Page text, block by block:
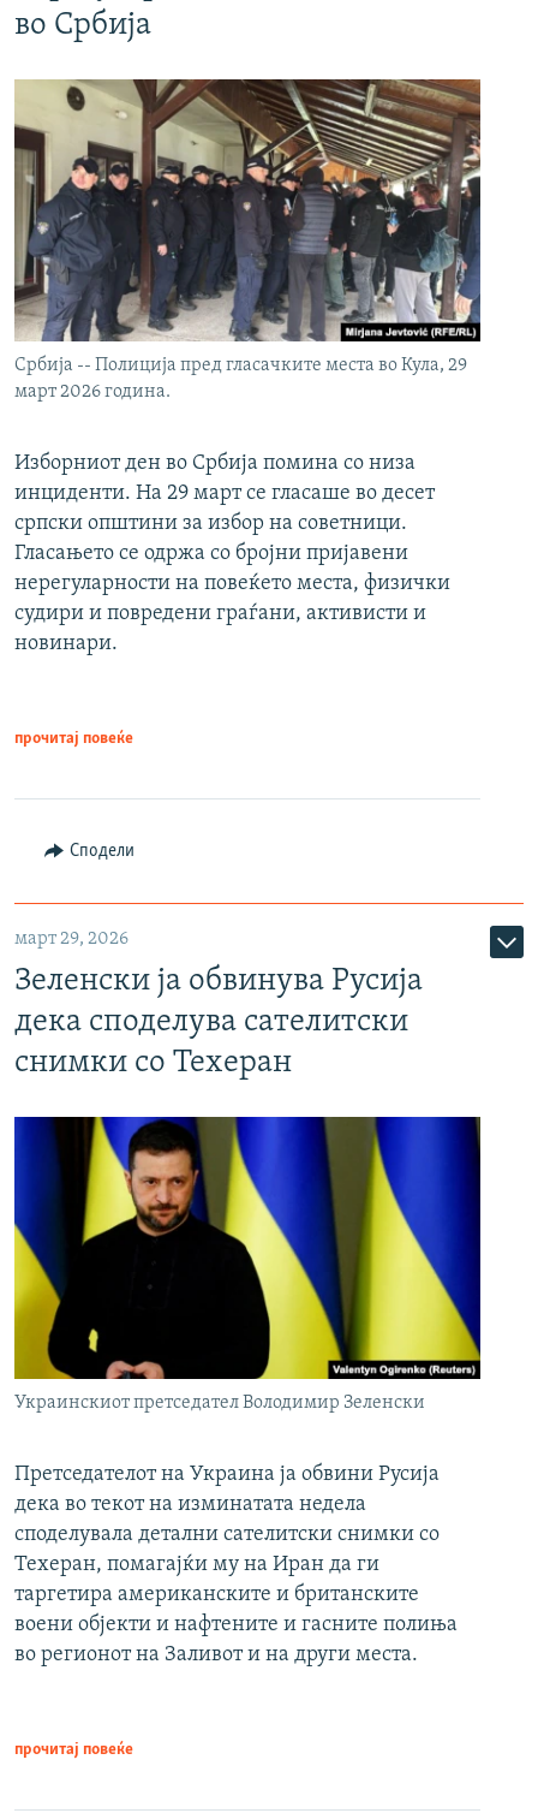
во Србија
Србија -- Полиција пред гласачките места во Кула, 29
март 2026 година.
Изборниот ден во Србија помина со низа
инциденти. На 29 март се гласаше во десет
српски општини за избор на советници.
Гласањето се одржа со бројни пријавени
нерегуларности на повеќето места, физички
судири и повредени граѓани, активисти и
новинари.
прочитај повеќе
Сподели
март 29, 2026
Зеленски ја обвинува Русија
дека споделува сателитски
снимки со Техеран
Украинскиот претседател Володимир Зеленски
Претседателот на Украина ја обвини Русија
дека во текот на изминатата недела
споделувала детални сателитски снимки со
Техеран, помагајќи му на Иран да ги
таргетира американските и британските
воени објекти и нафтените и гасните полиња
во регионот на Заливот и на други места.
прочитај повеќе